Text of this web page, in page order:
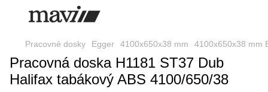
Pracovné dosky Egger 4100x650x38 mm 4100x650x38 mm
Pracovná doska H1181 ST37 Dub
Halifax tabákový ABS 4100/650/38